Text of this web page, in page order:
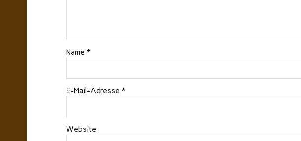
Name *
E-Mail-Adresse *
Website